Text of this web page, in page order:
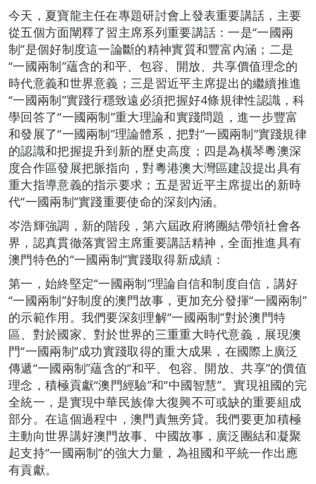
今天，夏寶龍主任在專題研討會上發表重要講話，主要
從五個方面闡釋了習主席系列重要講話：一是“一國兩
制”是個好制度這一論斷的精神實質和豐富內涵；二是
“一國兩制”蘊含的和平、包容、開放、共享價值理念的
時代意義和世界意義；三是習近平主席提出的繼續推進
“一國兩制”實踐行穩致遠必須把握好4條規律性認識，科
學回答了“一國兩制”重大理論和實踐問題，進一步豐富
和發展了“一國兩制”理論體系，把對“一國兩制”實踐規律
的認識和把握提升到新的歷史高度；四是為橫琴粵澳深
度合作區發展把脈指向，對粵港澳大灣區建設提出具有
重大指導意義的指示要求；五是習近平主席提出的新時
代“一國兩制”實踐重要使命的深刻內涵。
岑浩輝強調，新的階段，第六屆政府將團結帶領社會各
界，認真貫徹落實習主席重要講話精神，全面推進具有
澳門特色的“一國兩制”實踐取得新成績：
第一，始終堅定“一國兩制”理論自信和制度自信，講好
“一國兩制”好制度的澳門故事，更加充分發揮“一國兩制”
的示範作用。我們要深刻理解“一國兩制”對於澳門特
區、對於國家、對於世界的三重重大時代意義，展現澳
門“一國兩制”成功實踐取得的重大成果，在國際上廣泛
傳遞“一國兩制”蘊含的“和平、包容、開放、共享”的價值
理念，積極貢獻“澳門經驗”和“中國智慧”。實現祖國的完
全統一，是實現中華民族偉大復興不可或缺的重要組成
部分。在這個過程中，澳門責無旁貸。我們要更加積極
主動向世界講好澳門故事、中國故事，廣泛團結和凝聚
起支持“一國兩制”的強大力量，為祖國和平統一作出應
有貢獻。